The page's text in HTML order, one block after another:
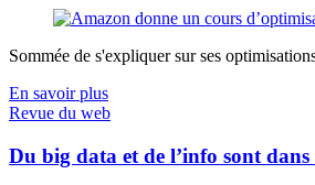
Sommée de s'expliquer sur ses
En savoir plus
Revue du web
Du big data et de l’info sont